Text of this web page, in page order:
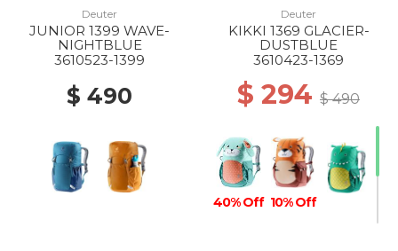
Deuter
JUNIOR 1399 WAVE-
NIGHTBLUE
3610523-1399
$ 490
Deuter
KIKKI 1369 GLACIER-
DUSTBLUE
3610423-1369
$ 294 $ 490
40% Off 10% Off